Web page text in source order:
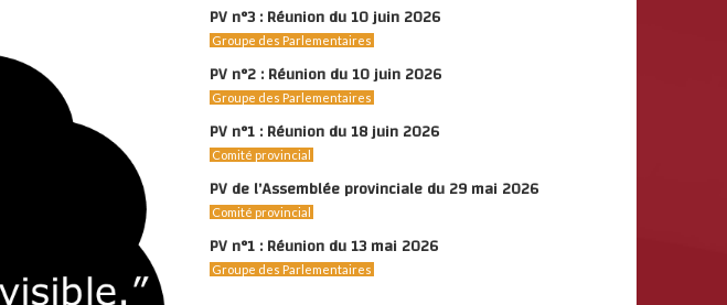
PV n°3 : Réunion du 10 juin 2026
Groupe des Parlementaires
PV n°2 : Réunion du 10 juin 2026
Groupe des Parlementaires
PV n°1 : Réunion du 18 juin 2026
Comité provincial
PV de l’Assemblée provinciale du 29 mai 2026
Comité provincial
PV n°1 : Réunion du 13 mai 2026
Groupe des Parlementaires